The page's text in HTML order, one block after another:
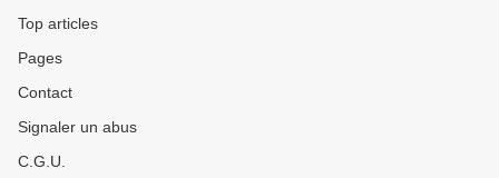
Top articles
Pages
Contact
Signaler un abus
C.G.U.